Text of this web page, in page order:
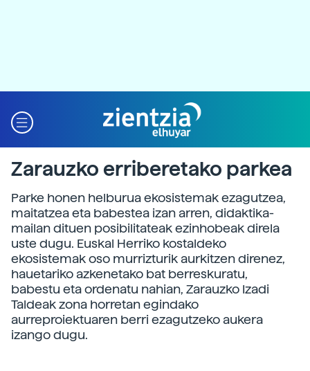
Zarauzko erriberetako parkea
Parke honen helburua ekosistemak ezagutzea,
maitatzea eta babestea izan arren, didaktika-
mailan dituen posibilitateak ezinhobeak direla
uste dugu. Euskal Herriko kostaldeko
ekosistemak oso murrizturik aurkitzen direnez,
hauetariko azkenetako bat berreskuratu,
babestu eta ordenatu nahian, Zarauzko Izadi
Taldeak zona horretan egindako
aurreproiektuaren berri ezagutzeko aukera
izango dugu.